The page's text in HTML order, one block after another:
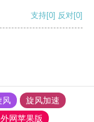
支持[0] 反对[0]
风
旋风加速
网苹果版